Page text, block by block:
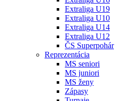
Extraliga U19
Extraliga U10
Extraliga U14
Extraliga U12
ČS Superpohár
Reprezentácia
MS seniori
MS juniori
MS ženy
Zápasy